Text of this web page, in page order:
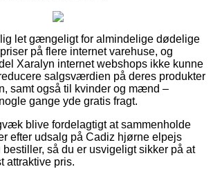
let gængeligt for almindelige dødelige
på flere internet varehuse, og
Xaralyn internet webshops ikke kunne
salgsværdien på deres produkter
samt også til kvinder og mænd –
gange yde gratis fragt.
blive fordelagtigt at sammenholde
efter udsalg på Cadiz hjørne elpejs
så du er usvigeligt sikker på at
attraktive pris.